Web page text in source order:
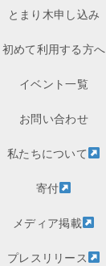
とまり木申し込み
初めて利用する方へ
イベント一覧
お問い合わせ
私たちについて
寄付
メディア掲載
プレスリリース